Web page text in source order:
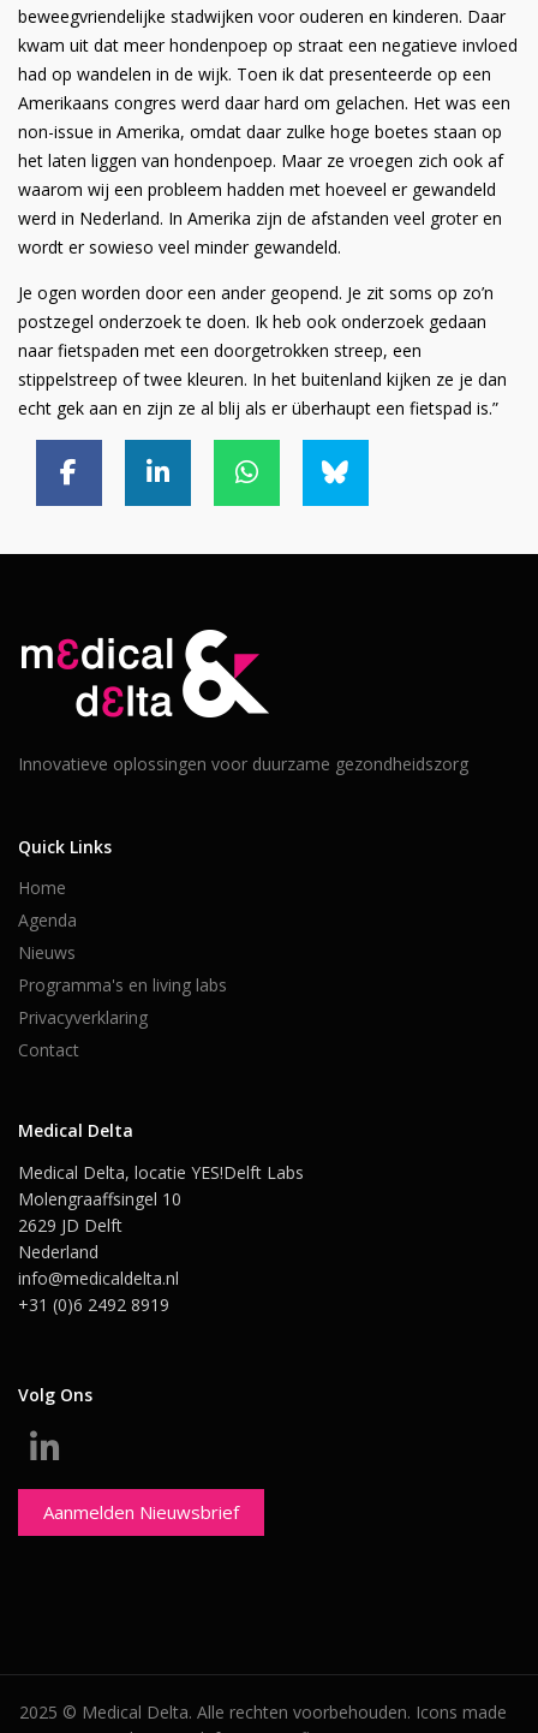
beweegvriendelijke stadwijken voor ouderen en kinderen. Daar
kwam uit dat meer hondenpoep op straat een negatieve invloed
had op wandelen in de wijk. Toen ik dat presenteerde op een
Amerikaans congres werd daar hard om gelachen. Het was een
non-issue in Amerika, omdat daar zulke hoge boetes staan op
het laten liggen van hondenpoep. Maar ze vroegen zich ook af
waarom wij een probleem hadden met hoeveel er gewandeld
werd in Nederland. In Amerika zijn de afstanden veel groter en
wordt er sowieso veel minder gewandeld.
Je ogen worden door een ander geopend. Je zit soms op zo’n
postzegel onderzoek te doen. Ik heb ook onderzoek gedaan
naar fietspaden met een doorgetrokken streep, een
stippelstreep of twee kleuren. In het buitenland kijken ze je dan
echt gek aan en zijn ze al blij als er überhaupt een fietspad is.”
Innovatieve oplossingen voor duurzame gezondheidszorg
Quick Links
Home
Agenda
Nieuws
Programma's en living labs
Privacyverklaring
Contact
Medical Delta
Medical Delta, locatie YES!Delft Labs
Molengraaffsingel 10
2629 JD Delft
Nederland
info@medicaldelta.nl
+31 (0)6 2492 8919
Volg Ons
Aanmelden Nieuwsbrief
2025 © Medical Delta. Alle rechten voorbehouden. Icons made